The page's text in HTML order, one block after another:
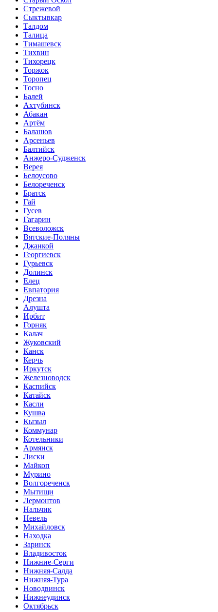
Стрежевой
Сыктывкар
Талдом
Талица
Тимашевск
Тихвин
Тихорецк
Торжок
Торопец
Тосно
Балей
Ахтубинск
Абакан
Артём
Балашов
Арсеньев
Балтийск
Анжеро-Судженск
Верея
Белоусово
Белореченск
Братск
Гай
Гусев
Гагарин
Всеволожск
Вятские-Поляны
Джанкой
Георгиевск
Гурьевск
Долинск
Елец
Евпатория
Дрезна
Алушта
Ирбит
Горняк
Калач
Жуковский
Канск
Керчь
Иркутск
Железноводск
Каспийск
Катайск
Касли
Кушва
Кызыл
Коммунар
Котельники
Армянск
Лиски
Майкоп
Мурино
Волгореченск
Мытищи
Лермонтов
Нальчик
Невель
Михайловск
Находка
Заринск
Владивосток
Нижние-Серги
Нижняя-Салда
Нижняя-Тура
Новодвинск
Нижнеудинск
Октябрьск